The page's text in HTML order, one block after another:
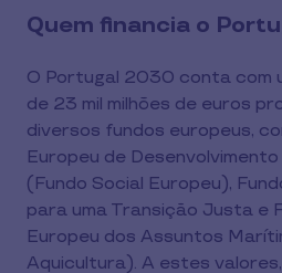
Quem financia o
O Portugal 2030 conta com
de 23 mil milhões de euros
diversos fundos europeus,
Europeu de Desenvolvimento
(Fundo Social Europeu),
para uma Transição Justa e
Europeu dos Assuntos
Aquicultura). A estes